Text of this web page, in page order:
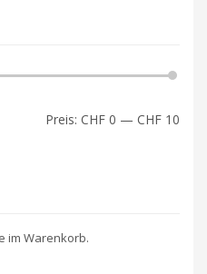
Preis: CHF 0 — CHF 10
im Warenkorb.